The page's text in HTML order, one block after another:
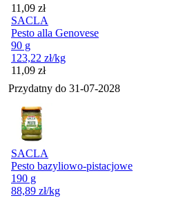
Cena
11,09 zł
SACLA
Pesto alla Genovese
90 g
123,22 zł/kg
Cena
11,09 zł
Przydatny do 31-07-2028
SACLA
Pesto bazyliowo-pistacjowe
190 g
88,89 zł/kg